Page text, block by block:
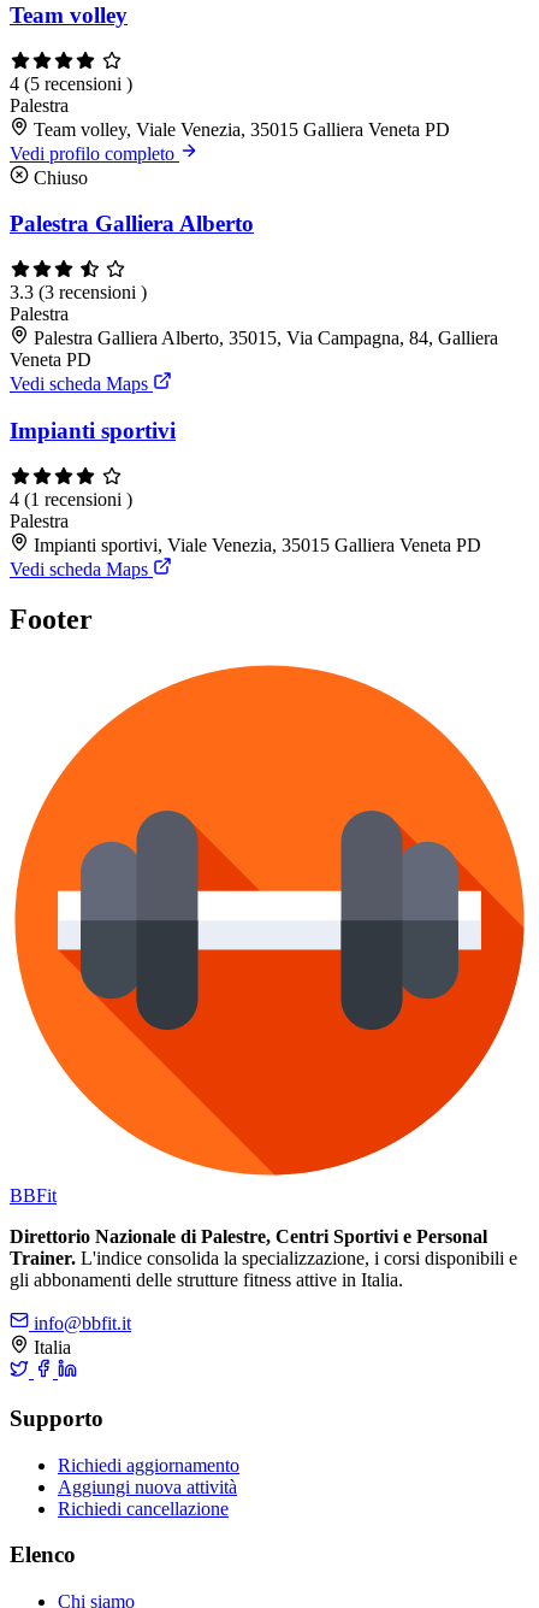
Team volley
4 (5 recensioni )
Palestra
Team volley, Viale Venezia, 35015 Galliera Veneta PD
Vedi profilo completo
Chiuso
Palestra Galliera Alberto
3.3 (3 recensioni )
Palestra
Palestra Galliera Alberto, 35015, Via Campagna, 84, Galliera
Veneta PD
Vedi scheda Maps
Impianti sportivi
4 (1 recensioni )
Palestra
Impianti sportivi, Viale Venezia, 35015 Galliera Veneta PD
Vedi scheda Maps
Footer
BBFit
Direttorio Nazionale di Palestre, Centri Sportivi e Personal
Trainer. L'indice consolida la specializzazione, i corsi disponibili e
gli abbonamenti delle strutture fitness attive in Italia.
info@bbfit.it
Italia
Supporto
Richiedi aggiornamento
Aggiungi nuova attività
Richiedi cancellazione
Elenco
Chi siamo